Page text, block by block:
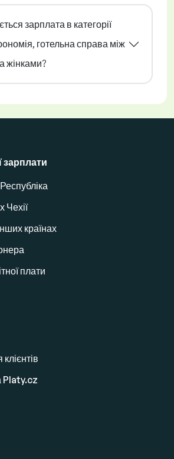
зарплата в категорії
готельна справа між
жінками?
зарплати
Чехії
країнах
плати
Platy.cz